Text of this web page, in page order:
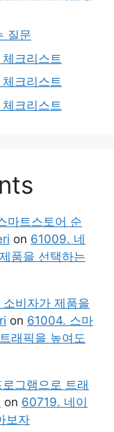
질문
크리스트
크리스트
크리스트
마트스토어 순
on 61009. 네
품을 선택하는
비자가 제품을
on 61004. 스마
래픽을 높여도
그램으로 트래
on 60719. 네이
보자